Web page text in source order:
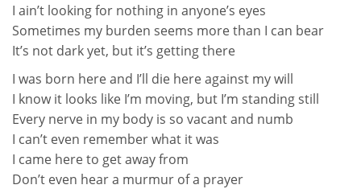
I ain’t looking for nothing in anyone’s eyes
Sometimes my burden seems more than I can bear
It’s not dark yet, but it’s getting there
I was born here and I’ll die here against my will
I know it looks like I’m moving, but I’m standing still
Every nerve in my body is so vacant and numb
I can’t even remember what it was
I came here to get away from
Don’t even hear a murmur of a prayer